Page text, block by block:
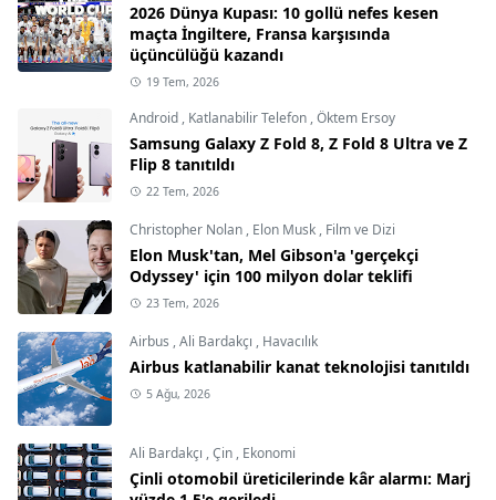
2026 Dünya Kupası: 10 gollü nefes kesen
maçta İngiltere, Fransa karşısında
üçüncülüğü kazandı
19 Tem, 2026
Android , Katlanabilir Telefon ,Öktem Ersoy
Samsung Galaxy Z Fold 8, Z Fold 8 Ultra ve Z
Flip 8 tanıtıldı
22 Tem, 2026
Christopher Nolan , Elon Musk , Film ve Dizi
Elon Musk'tan, Mel Gibson'a 'gerçekçi
Odyssey' için 100 milyon dolar teklifi
23 Tem, 2026
Airbus ,Ali Bardakçı , Havacılık
Airbus katlanabilir kanat teknolojisi tanıtıldı
5 Ağu, 2026
Ali Bardakçı ,Çin , Ekonomi
Çinli otomobil üreticilerinde kâr alarmı: Marj